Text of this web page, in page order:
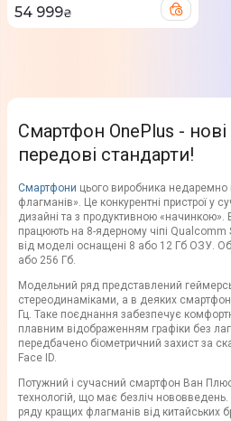
54 999₴
Смартфон OnePlus - нові
передові стандарти!
Смартфони цього виробника
флагманів». Це конкурентні пристрої у
дизайні та з продуктивною «начинкою».
працюють на 8-ядерному чіпі Qualcomm
від моделі оснащені 8 або 12 Гб ОЗУ.
або 256 Гб.
Модельний ряд представлений
стереодинаміками, а в деяких
Гц. Таке поєднання забезпечує
плавним відображенням графіки без
передбачено біометричний захист за
Face ID.
Потужний і сучасний смартфон Ван
технологій, що має безліч нововведень.
ряду кращих флагманів від китайських